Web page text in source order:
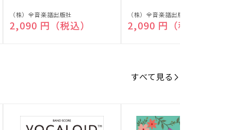
販
売
（株）全音楽譜出版社
通常価格
2,090 円（税込）
販
売
（株）全音楽譜出版社
通常価格
2,090 円（税込）
すべて見る